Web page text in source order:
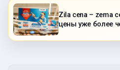
Zila cena – zema
цены уже более